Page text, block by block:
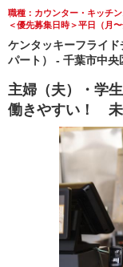
職種：カウンター・キッチ
＜優先募集日時＞平日（月
ケンタッキーフライ
パート） - 千葉市中央
主婦（夫）・学
働きやすい！ 未